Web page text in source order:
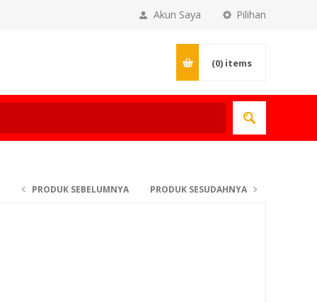
Pilihan
Akun Saya
(0) items
PRODUK SEBELUMNYA PRODUK SESUDAHNYA